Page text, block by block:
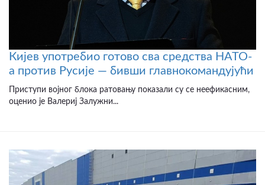
Кијев употребио готово сва средства НАТО-
а против Русије — бивши главнокомандујући
Приступи војног блока ратовању показали су се неефикасним,
оценио је Валериј Залужни...